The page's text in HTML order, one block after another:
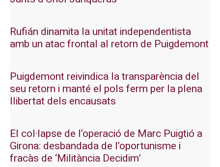
Rufián dinamita la unitat independentista
amb un atac frontal al retorn de Puigdemont
Puigdemont reivindica la transparència del
seu retorn i manté el pols ferm per la plena
llibertat dels encausats
El col·lapse de l’operació de Marc Puigtió a
Girona: desbandada de l’oportunisme i
fracàs de ‘Militància Decidim’